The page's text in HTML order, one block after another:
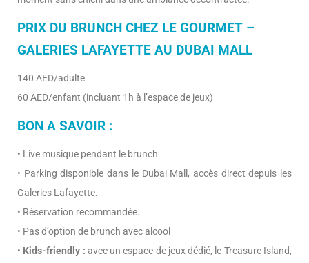
PRIX DU BRUNCH CHEZ LE GOURMET –
GALERIES LAFAYETTE AU DUBAI MALL
140 AED/adulte
60 AED/enfant (incluant 1h à l’espace de jeux)
BON A SAVOIR :
• Live musique pendant le brunch
• Parking disponible dans le Dubai Mall, accès direct depuis les
Galeries Lafayette.
• Réservation recommandée.
• Pas d’option de brunch avec alcool
• Kids-friendly : avec un espace de jeux dédié, le Treasure Island,